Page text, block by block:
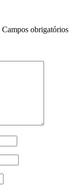
Campos obrigatórios